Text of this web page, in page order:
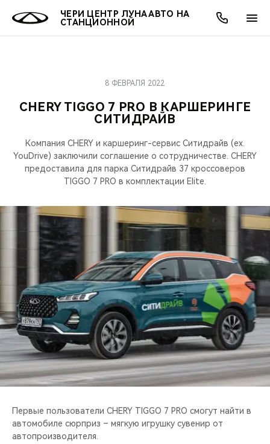
ЧЕРИ ЦЕНТР ЛУНА АВТО НА
СТАНЦИОННОЙ
МОДЕЛИ
КРОССОВЕРЫ
НОВИНКИ
ПОКУПАТЕЛЯМ
КРЕДИТ И СТРАХОВАНИЕ
ВЛАДЕЛЬЦАМ
ЗАПЧАСТИ И АКСЕССУАРЫ
CHERY CONNECT
МИР CHERY
О БРЕНДЕ
CHERY В СОЦСЕТЯХ
ЛЮДИ CHERY
БЛАГОТВОРИТЕЛЬНОСТЬ
CHERY REMOTE
CHERY И СПОРТ
НАШИ МЕРОПРИЯТИЯ
ВИДЕООБЗОРЫ
АКЦИИ
ОНЛАЙН СЕРВИСЫ
КРЕДИТ
О КОМПАНИИ
МЫ В СОЦСЕТЯХ
CHERY TIGGO 7 PRO В КАРШЕРИНГЕ
СИТИДРАЙВ
8 ФЕВРАЛЯ 2022
Компания CHERY и каршеринг-сервис Ситидрайв (ex.
YouDrive) заключили соглашение о сотрудничестве. CHERY
предоставила для парка Ситидрайв 37 кроссоверов
TIGGO 7 PRO в комплектации Elite.
Первые пользователи CHERY TIGGO 7 PRO смогут найти в
автомобиле сюрприз – мягкую игрушку сувенир от
автопроизводителя.